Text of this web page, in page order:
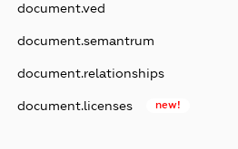
document.ved
document.semantrum
document.relationships
document.licenses new!